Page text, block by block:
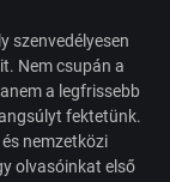
szenvedélyesen
Nem csupán a
a legfrissebb
fektetünk.
nemzetközi
olvasóinkat első